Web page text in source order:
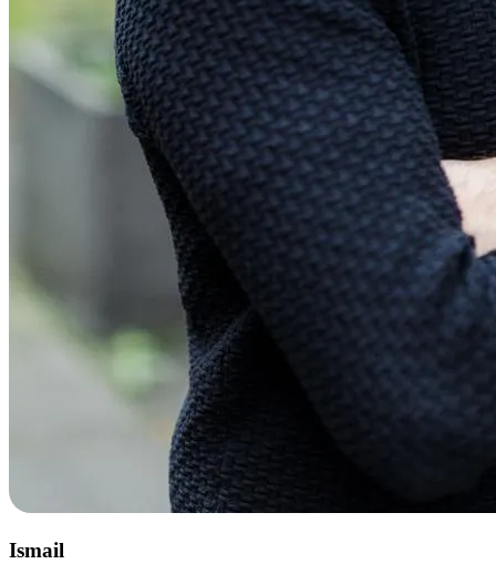
Ismail